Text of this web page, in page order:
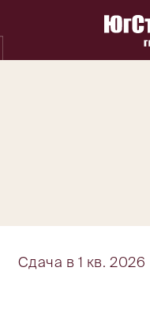
Сдача в 1 кв. 2026